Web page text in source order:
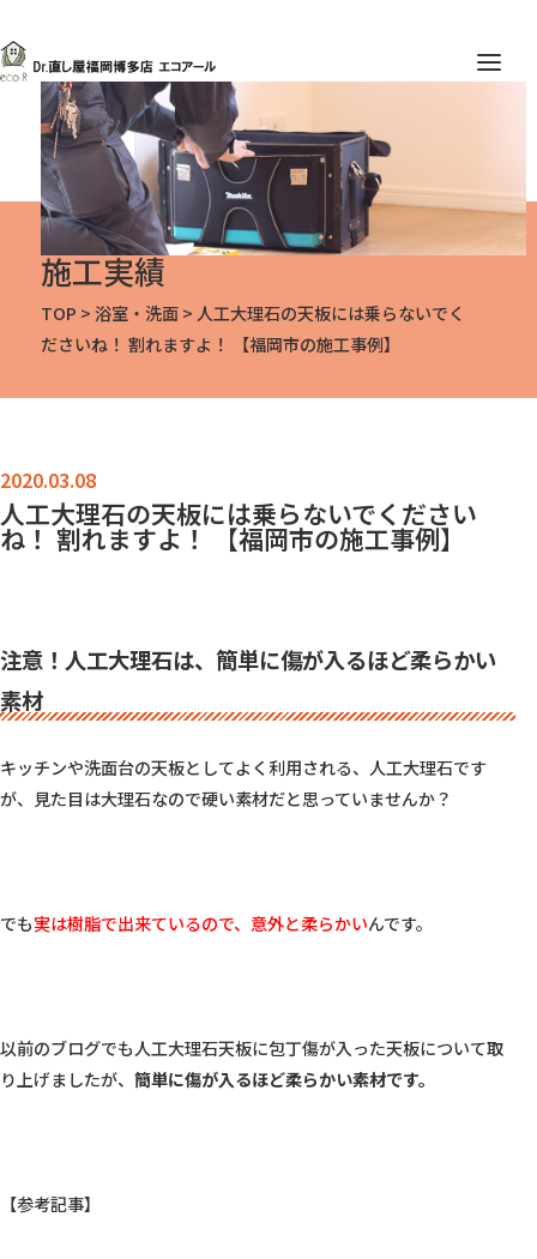
施工実績
TOP >浴室・洗面 >人工大理石の天板には乗らないでく
ださいね！ 割れますよ！ 【福岡市の施工事例】
人工大理石の天板には乗らないでください
ね！ 割れますよ！ 【福岡市の施工事例】
注意！人工大理石は、簡単に傷が入るほど柔らかい
素材
キッチンや洗面台の天板としてよく利用される、人工大理石です
が、見た目は大理石なので硬い素材だと思っていませんか？
でも実は樹脂で出来ているので、意外と柔らかいんです。
以前のブログでも人工大理石天板に包丁傷が入った天板について取
り上げましたが、 簡単に傷が入るほど柔らかい素材です。